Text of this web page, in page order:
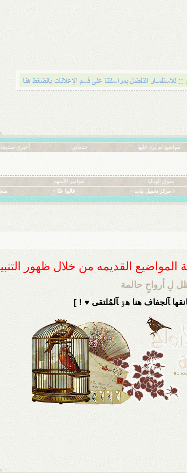
مواضيع لم يرد عليها خدماتي أخبري صديقة
سوق الهدايا هوامير الأسهم
◊ مركز تحميل بنات ~ قالوا عنّا ~
المواضيع القديمه من خلال ظهور
لِ أرواحٍ حالمة
ﺂلجفاف هنا هۊ ﺂلمُلتقى ♥ ! ]